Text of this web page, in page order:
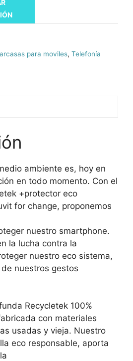
para moviles, Telefonía
ambiente es, hoy en
en todo momento. Con el
+protector eco
for change, proponemos
nuestro smartphone.
la lucha contra la
nuestro eco sistema,
nuestros gestos
Recycletek 100%
con materiales
usadas y vieja. Nuestro
eco responsable, aporta